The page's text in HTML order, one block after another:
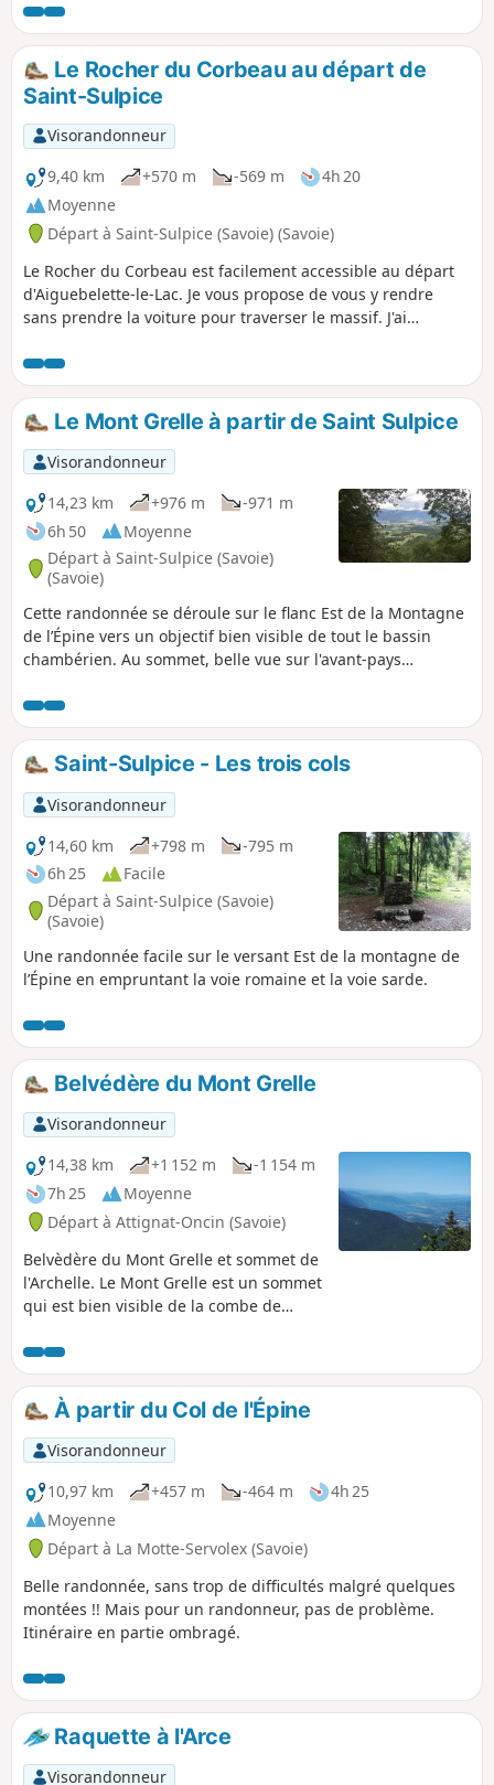
l'ombre. Une montée soutenue qui n'offre aucun passage
reposant. Ce versant du Mont Grelle est un dédale de
chemins forestiers, de voies de service EDF, et de sentiers :
respectez scrupuleusement les indications du descriptif
réalisé sur le terrain.
Le Rocher du Corbeau au départ de
Saint-Sulpice
Visorandonneur
9,40 km
+570 m -569 m
4h 20
Moyenne
Départ à Saint-Sulpice (Savoie) (Savoie)
Le Rocher du Corbeau est facilement accessible au départ
d'Aiguebelette-le-Lac. Je vous propose de vous y rendre
sans prendre la voiture pour traverser le massif. J'ai
un peu de dénivelé et en se donnant l'occasion de cheminer
dans ce massif et d'en découvrir deux cols et la grotte de
François 1er. C'est une randonnée que j'aime
particulièrement en hiver (quand il fait chaud je préfère
profiter des sommets plus hauts) mais surtout, étant
essentiellement en forêt, le manque de végétation permet
de profiter de plus de points de vue.
Le Mont Grelle à partir de Saint Sulpice
Visorandonneur
14,23 km
+976 m
-971 m
6h 50
Moyenne
Départ à Saint-Sulpice (Savoie)
(Savoie)
Cette randonnée se déroule sur le flanc Est de la Montagne
de l’Épine vers un objectif bien visible de tout le bassin
chambérien. Au sommet, belle vue sur l'avant-pays
également visible. L'itinéraire ne comporte pas de difficultés
d'orientation.
Saint-Sulpice - Les trois cols
Visorandonneur
14,60 km
+798 m
-795 m
6h 25
Facile
Départ à Saint-Sulpice (Savoie)
(Savoie)
Une randonnée facile sur le versant Est de la montagne de
l’Épine en empruntant la voie romaine et la voie sarde.
Belvédère du Mont Grelle
Visorandonneur
14,38 km
+1 152 m
-1 154 m
7h 25
Moyenne
Départ à Attignat-Oncin (Savoie)
Belvèdère du Mont Grelle et sommet de
l'Archelle. Le Mont Grelle est un sommet
qui est bien visible de la combe de
est facilement repérable grâce ou à
cause des pylônes qui sont installés au
sommet. Vu de près ces pylônes ont
malgré tout fière allure, mais ils ne
justifient pas à eux seuls le but de cette
randonnée, qui est intéressante par les
belvédères qu'elle offre sur le lac
d'Aiguebelette et la Chartreuse. Ajout
modérateur au 18/08/2021 : un sentier
en (7) semble difficile à trouver. Voir les
commentaires en bas de cette fiche.
Utiliser un GPS ou l'application
Visorando pour trouver un passage
À partir du Col de l'Épine
Visorandonneur
10,97 km
+457 m -464 m
4h 25
Moyenne
Départ à La Motte-Servolex (Savoie)
Belle randonnée, sans trop de difficultés malgré quelques
montées !! Mais pour un randonneur, pas de problème.
Itinéraire en partie ombragé.
Raquette à l'Arce
Visorandonneur